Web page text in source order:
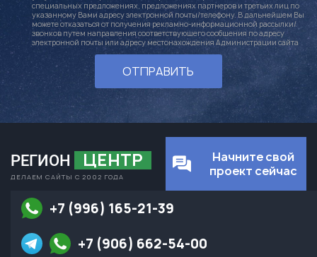
ОТПРАВИТЬ
специальных предложениях, предложениях партнеров и третьих лиц по
указанному Вами адресу электронной почты/телефону. В дальнейшем Вы
можете отказаться от получения рекламно-информационной рассылки/
звонков путем направления соответствующего сообщения по адресу
электронной почты или адресу местонахождения Администрации сайта
РЕГИОН ЦЕНТР
ДЕЛАЕМ САЙТЫ С 2002 ГОДА
+7 (996) 165-21-39
+7 (906) 662-54-00
Начните свой
проект сейчас